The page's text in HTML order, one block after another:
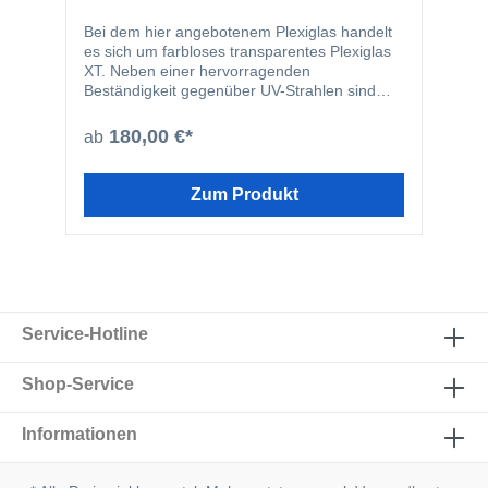
Bei dem hier angebotenem Plexiglas handelt
es sich um farbloses transparentes Plexiglas
XT. Neben einer hervorragenden
Beständigkeit gegenüber UV-Strahlen sind
weisen eine ausgezeichnete
Oberflächenqualität auf. Plexiglas eignet sich
Eigenschaften zum Beispiel für
ab 180,00 €*
Zum Produkt
Service-Hotline
Shop-Service
Informationen